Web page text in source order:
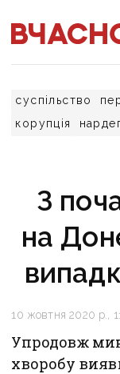
суспільство
корупція
З
на
10 жовтня 2020 р.,
Упродовж
хворобу